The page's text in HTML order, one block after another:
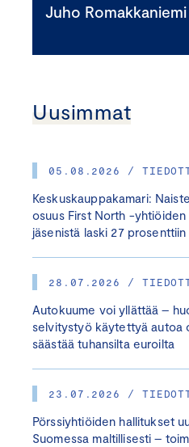
Juho Romakkaniemi
Uusimmat
05.08.2026 /
Keskuskauppakamari:
osuus First North -yhtiöiden
jäsenistä laski 27 prosenttiin
28.07.2026 /
Autokuume voi yllättää –
selvitystyö käytettyä autoa
säästää tuhansilta euroilta
23.07.2026 /
Pörssiyhtiöiden hallitukset
Suomessa maltillisesti –